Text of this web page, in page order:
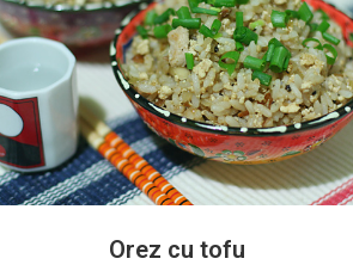
Orez cu tofu